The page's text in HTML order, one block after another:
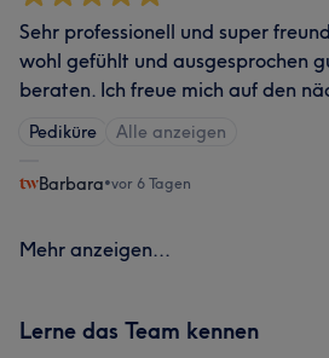
Sehr professionell und super
wohl gefühlt und ausgesprochen
beraten. Ich freue mich auf den
Pediküre Alle anzeigen
Barbara•vor 6 Tagen
Mehr anzeigen...
Lerne das Team kennen